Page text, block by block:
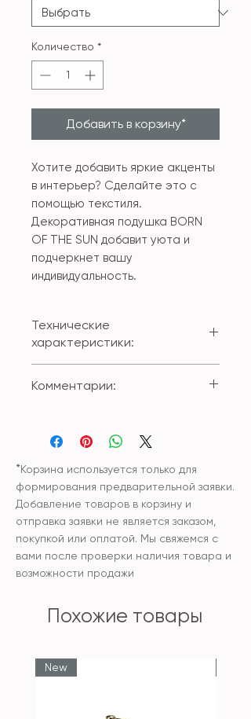
Количество *
Добавить в корзину*
Хотите добавить яркие акценты
в интерьер? Сделайте это с
помощью текстиля.
Декоративная подушка BORN
OF THE SUN добавит уюта и
подчеркнет вашу
индивидуальность.
Технические
характеристики:
100% полиестер
помощи застежки-молнии.
внутренней подушки:
синтетический
гипоаллергенный
наполнитель
Уход: рекомендована сухая
чистка изделия или бережная
ручная стирка и сушка в
Комментарии:
с внутренней подушкой или без
внутренней подушки.
*Корзина используется только для
формирования предварительной заявки.
Добавление товаров в корзину и
отправка заявки не является заказом,
покупкой или оплатой. Мы свяжемся с
вами после проверки наличия товара и
возможности продажи
Похожие товары
New